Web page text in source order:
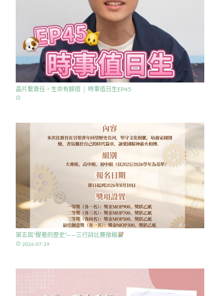
晶片繫責任，生命有歸宿 │ 時事值日生EP45
access_time
第五屆”醒著的歷史”——三行詩比賽徵稿
access_time 2026-07-29